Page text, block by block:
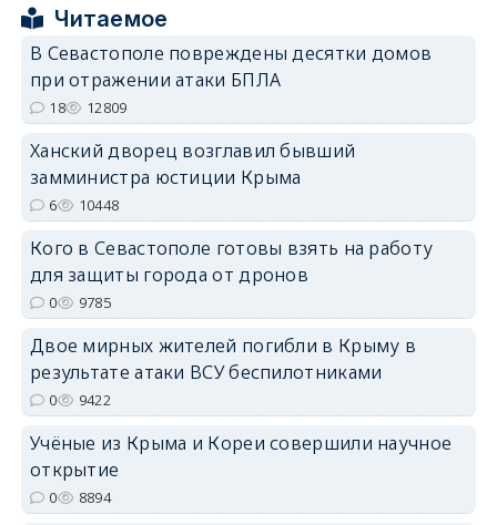
erid: 2SDnjdPjgYS
Читаемое
В Севастополе повреждены десятки домов
при отражении атаки БПЛА
18 12809
Ханский дворец возглавил бывший
замминистра юстиции Крыма
6 10448
Кого в Севастополе готовы взять на работу
для защиты города от дронов
0 9785
Двое мирных жителей погибли в Крыму в
результате атаки ВСУ беспилотниками
0 9422
Учёные из Крыма и Кореи совершили научное
открытие
0 8894